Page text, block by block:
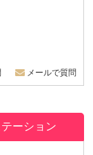
メールで質問
ーション